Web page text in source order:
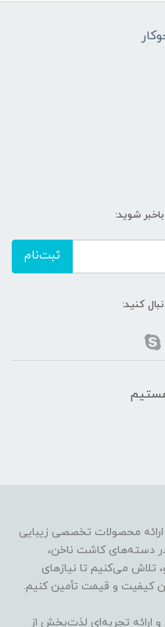
شوید:
ثبت‌نام
کنید:
سال ۱۳۸۲ در زمینه ارائه محصولات تخصصی زیبایی
در دسته‌های کاشت ناخن،
تلاش می‌کنیم تا نیازهای
کیفیت و قیمت تأمین کنیم.
ارائه تجربه‌ای لذت‌بخش از